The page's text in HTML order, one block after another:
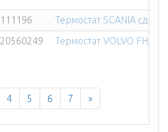
111196
Термостат SCANIA
20560249 Термостат VOLVO FH/
4 5 6 7 »